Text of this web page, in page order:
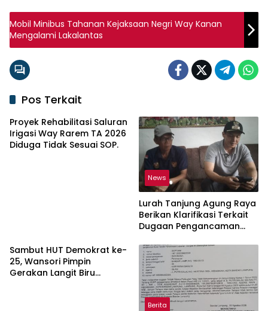
Mobil Minibus Tahanan Kejaksaan Negri Way Kanan
Mengalami Lakalantas
Pos Terkait
Proyek Rehabilitasi Saluran
Irigasi Way Rarem TA 2026
Diduga Tidak Sesuai SOP.
News
Lurah Tanjung Agung Raya
Berikan Klarifikasi Terkait
Dugaan Pengancaman
Berujung Laporan ke Polisi
Sambut HUT Demokrat ke-
25, Wansori Pimpin
Gerakan Langit Biru
Berita